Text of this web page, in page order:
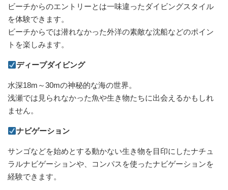
ビーチからのエントリーとは一味違ったダイビングスタイル
を体験できます。
ビーチからでは潜れなかった外洋の素敵な沈船などのポイン
トを楽しみます。
ディープダイビング
水深18m～30mの神秘的な海の世界。
浅瀬では見られなかった魚や生き物たちに出会えるかもしれ
ません。
ナビゲーション
サンゴなどを始めとする動かない生き物を目印にしたナチュ
ラルナビゲーションや、コンパスを使ったナビゲーションを
経験できます。